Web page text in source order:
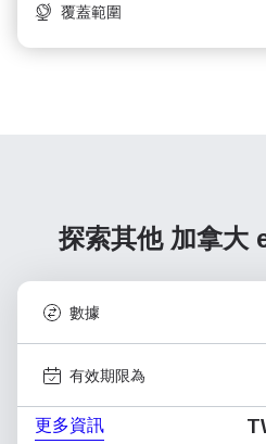
覆蓋範圍
探索其他 加拿大
數據
有效期限為
更多資訊